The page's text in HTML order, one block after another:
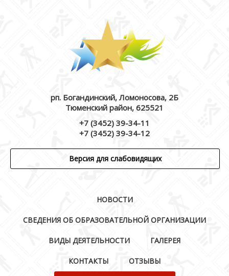
рп. Богандинский, Ломоносова, 2Б
Тюменский район, 625521
+7 (3452) 39-34-11
+7 (3452) 39-34-12
Версия для слабовидящих
НОВОСТИ
СВЕДЕНИЯ ОБ ОБРАЗОВАТЕЛЬНОЙ ОРГАНИЗАЦИИ
ВИДЫ ДЕЯТЕЛЬНОСТИ ГАЛЕРЕЯ
КОНТАКТЫ ОТЗЫВЫ